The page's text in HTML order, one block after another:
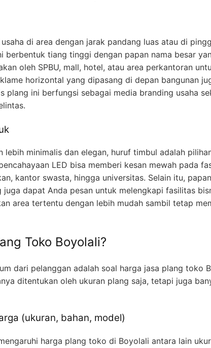
di area dengan jarak pandang luas atau di
berbentuk tiang tinggi dengan papan nama besar
oleh SPBU, mall, hotel, atau area perkantoran
horizontal yang dipasang di depan bangunan
plang ini berfungsi sebagai media branding usaha
lebih minimalis dan elegan, huruf timbul adalah
LED bisa memberi kesan mewah pada
kantor swasta, hingga universitas. Selain itu,
dapat Anda pesan untuk melengkapi fasilitas
area tertentu dengan lebih mudah sambil tetap
Toko Boyolali?
dari pelanggan adalah soal harga jasa plang toko
ditentukan oleh ukuran plang saja, tetapi juga
(ukuran, bahan, model)
harga plang toko di Boyolali antara lain